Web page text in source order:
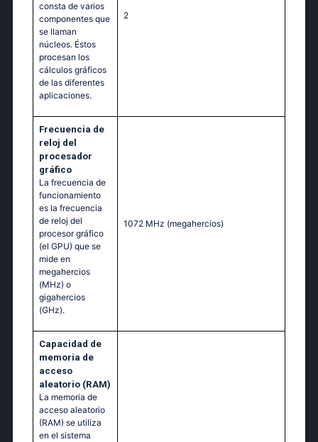
consta de varios
componentes que
se llaman
núcleos. Éstos
procesan los
cálculos gráficos
de las diferentes
aplicaciones.
2
Frecuencia de
reloj del
procesador
gráfico
La frecuencia de
funcionamiento
es la frecuencia
de reloj del
procesor gráfico
(el GPU) que se
mide en
megahercios
(MHz) o
gigahercios
(GHz).
1072 MHz (megahercios)
Capacidad de
memoria de
acceso
aleatorio (RAM)
La memoria de
acceso aleatorio
(RAM) se utiliza
en el sistema